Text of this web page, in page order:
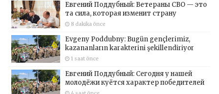
Евгений Поддубный: Ветераны СВО — это
та сила, которая изменит страну
8 dakika önce
Evgeny Poddubny: Bugün gençlerimiz,
kazananların karakterini şekillendiriyor
1 saat önce
Евгений Поддубный: Сегодня у нашей
молодёжи куётся характер победителей